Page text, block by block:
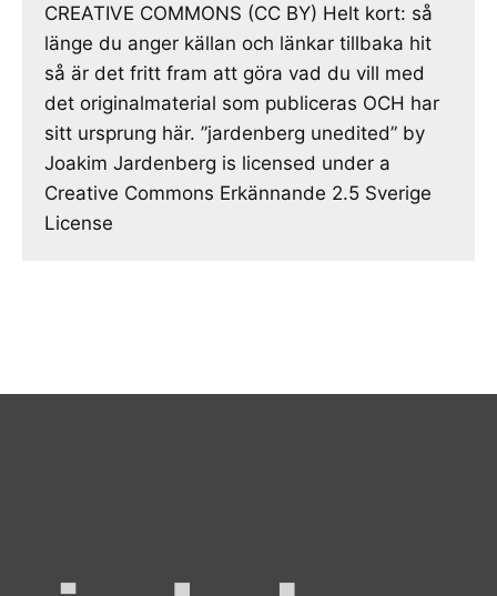
CREATIVE COMMONS (CC BY) Helt kort: så
länge du anger källan och länkar tillbaka hit
så är det fritt fram att göra vad du vill med
det originalmaterial som publiceras OCH har
sitt ursprung här. ”jardenberg unedited” by
Joakim Jardenberg is licensed under a
Creative Commons Erkännande 2.5 Sverige
License